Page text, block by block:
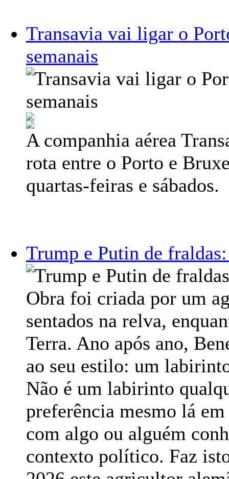
Transavia vai ligar o
semanais
A companhia aérea
rota entre o Porto e
quartas-feiras e sábados.
Trump e Putin de
Obra foi criada por um
sentados na relva,
Terra. Ano após ano,
ao seu estilo: um
Não é um labirinto
preferência mesmo lá
com algo ou alguém
contexto político. Faz